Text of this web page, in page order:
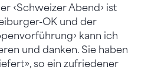
‹Schweizer Abend› ist
OK und der
kann ich
und danken. Sie haben
so ein zufriedener